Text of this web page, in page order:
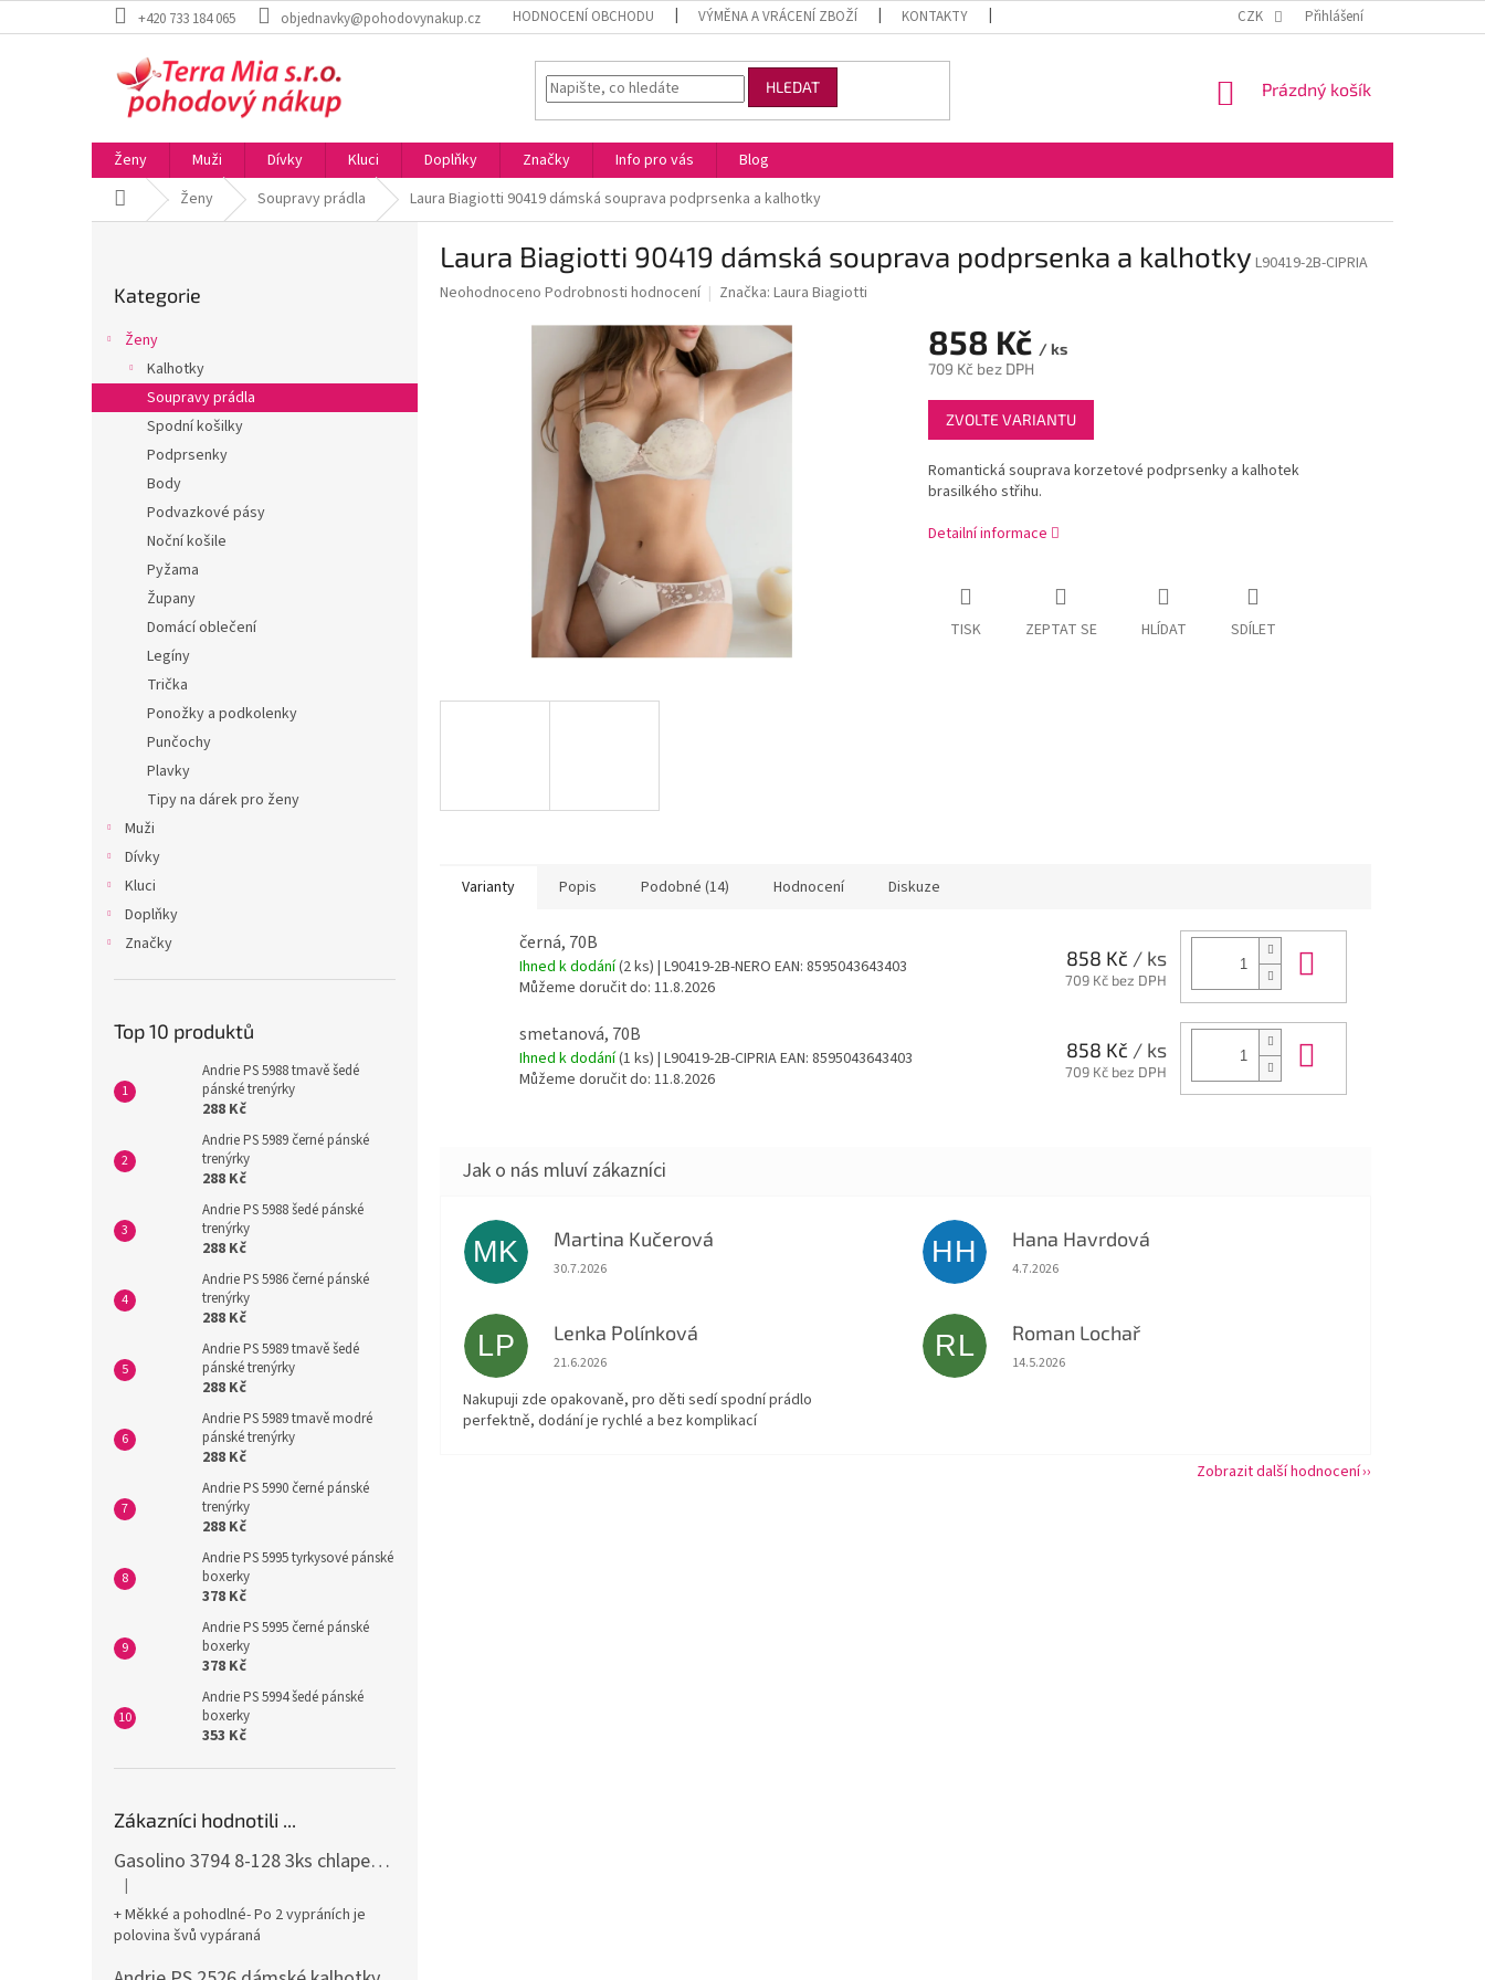
na
+420 733 184 065 objednavky@pohodovynakup.cz HODNOCENÍ OBCHODU VÝMĚNA A VRÁCENÍ ZBOŽÍ KONTAKTY OBCHODNÍ PODMÍNKY VELKOOBCHOD
CZK Přihlášení
HLEDAT
NÁKUPNÍ
Prázdný košík
Ženy Muži Dívky Kluci Doplňky Značky Info pro vás
Blog
Domů Ženy Soupravy prádla Laura Biagiotti 90419 dámská souprava podprsenka a kalhotky
n
kategorie
Kategorie
Ženy
Kalhotky
Soupravy prádla
Spodní košilky
Podprsenky
Body
Podvazkové pásy
Noční košile
Pyžama
Župany
Domácí oblečení
Legíny
Trička
Ponožky a podkolenky
Punčochy
Plavky
Tipy na dárek pro ženy
Muži
Dívky
Kluci
Doplňky
Značky
Top 10 produktů
Andrie PS 5988 tmavě šedé
pánské trenýrky
288 Kč
Andrie PS 5989 černé pánské
trenýrky
288 Kč
Andrie PS 5988 šedé pánské
trenýrky
288 Kč
Andrie PS 5986 černé pánské
trenýrky
288 Kč
Andrie PS 5989 tmavě šedé
pánské trenýrky
288 Kč
Andrie PS 5989 tmavě modré
pánské trenýrky
288 Kč
Andrie PS 5990 černé pánské
trenýrky
288 Kč
Andrie PS 5995 tyrkysové pánské
boxerky
378 Kč
Andrie PS 5995 černé pánské
boxerky
378 Kč
Andrie PS 5994 šedé pánské
boxerky
353 Kč
Zákazníci hodnotili ...
Gasolino 3794 8-128 3ks chlapecké boxerky
Hodnocení produktu je 3 z 5 hvězdiček.
|
+ Měkké a pohodlné- Po 2 vypráních je
polovina švů vypáraná
Laura Biagiotti 90419 dámská souprava podprsenka a kalhotky L90419-2B-CIPRIA
Průměrné
Neohodnoceno Podrobnosti hodnocení Značka: Laura Biagiotti
858 Kč / ks
709 Kč bez DPH
Měrná
cena:
ZVOLTE VARIANTU
Romantická souprava korzetové podprsenky a kalhotek
brasilkého střihu.
Detailní informace
TISK ZEPTAT SE HLÍDAT SDÍLET
Varianty Popis Podobné (14) Hodnocení Diskuze
černá, 70B
Ihned k dodání(2 ks) | L90419-2B-NERO EAN: 8595043643403
Můžeme doručit do: 11.8.2026
858 Kč / ks
709 Kč bez DPH
smetanová, 70B
Ihned k dodání(1 ks) | L90419-2B-CIPRIAEAN: 8595043643403
Můžeme doručit do: 11.8.2026
858 Kč / ks
709 Kč bez DPH
MK Martina Kučerová
Hodnocení obchodu je 5 z 5 hvězdiček.
30.7.2026
HH Hana Havrdová
Hodnocení obchodu je 5 z 5 hvězdiček.
4.7.2026
LP Lenka Polínková
Hodnocení obchodu je 5 z 5 hvězdiček.
21.6.2026
Nakupuji zde opakovaně, pro děti sedí spodní prádlo
perfektně, dodání je rychlé a bez komplikací
RL Roman Lochař
Hodnocení obchodu je 5 z 5 hvězdiček.
14.5.2026
Zobrazit další hodnocení